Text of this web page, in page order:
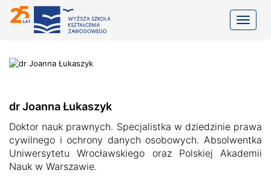
dr Joanna Łukaszyk
Doktor nauk prawnych. Specjalistka w dziedzinie prawa
cywilnego i ochrony danych osobowych. Absolwentka
Uniwersytetu Wrocławskiego oraz Polskiej Akademii
Nauk w Warszawie.